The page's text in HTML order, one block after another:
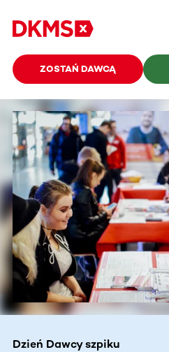
ZOSTAŃ DAWCĄ
Dzień Dawcy szpiku